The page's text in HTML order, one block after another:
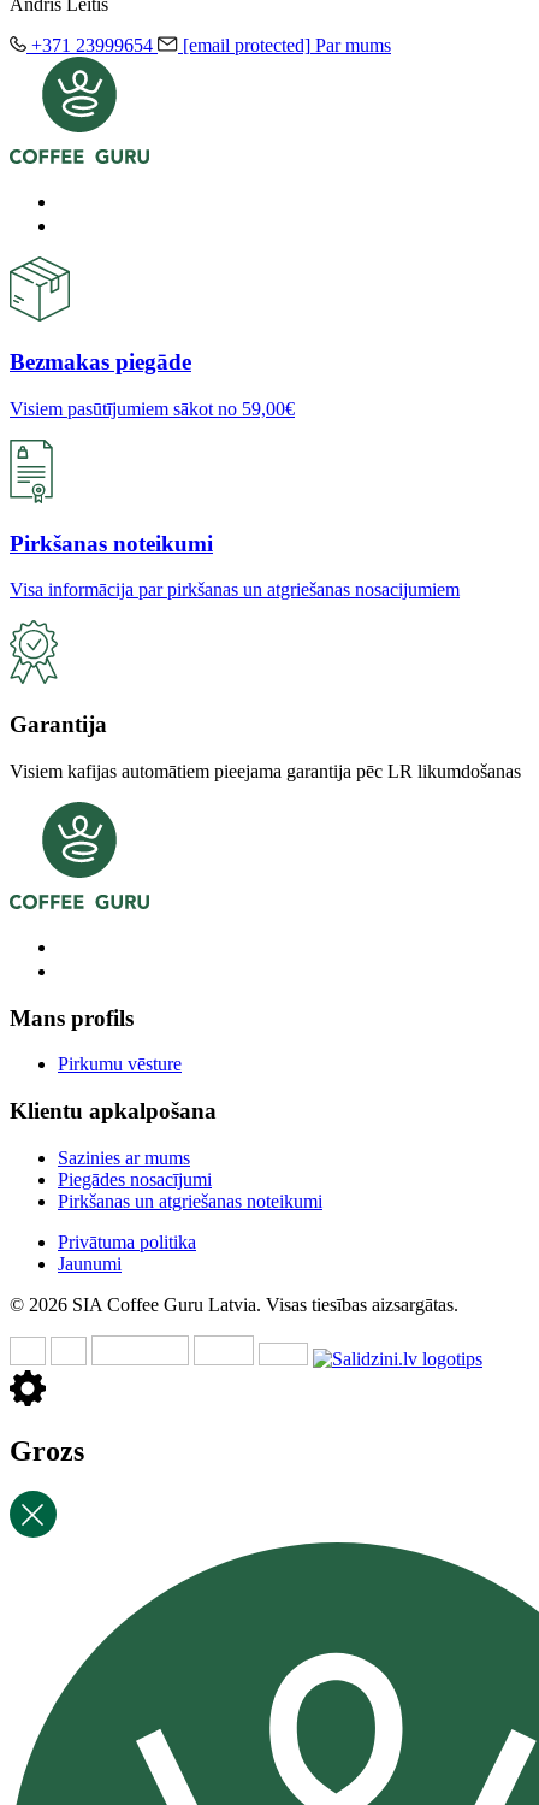
Andris Leitis
+371 23999654
[email protected] Par mums
Bezmakas piegāde
Visiem pasūtījumiem sākot no 59,00€
Pirkšanas noteikumi
Visa informācija par pirkšanas un atgriešanas nosacijumiem
Garantija
Visiem kafijas automātiem pieejama garantija pēc LR likumdošanas
Mans profils
Pirkumu vēsture
Klientu apkalpošana
Sazinies ar mums
Piegādes nosacījumi
Pirkšanas un atgriešanas noteikumi
Privātuma politika
Jaunumi
© 2026 SIA Coffee Guru Latvia. Visas tiesības aizsargātas.
Grozs